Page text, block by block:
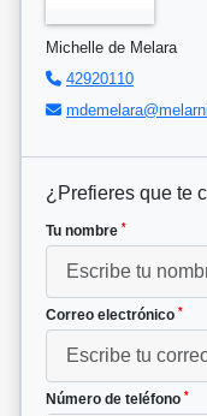
Michelle de Melara
42920110
¿Prefieres que te
Tu nombre *
Correo electrónico *
Número de teléfono *